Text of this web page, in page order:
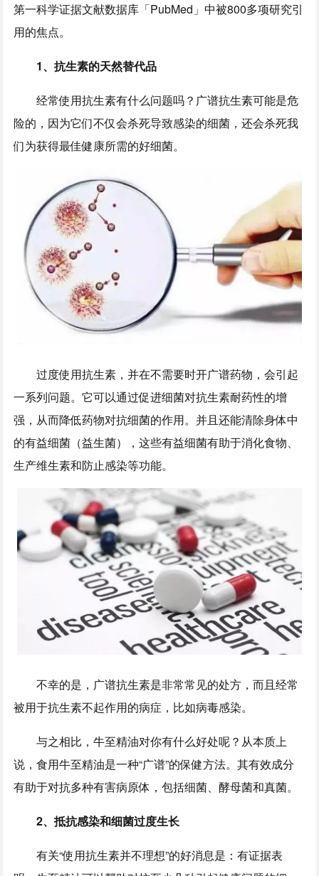
第一科学证据文献数据库「PubMed」中被800多项研究引
用的焦点。
1、抗生素的天然替代品
经常使用抗生素有什么问题吗？广谱抗生素可能是危
险的，因为它们不仅会杀死导致感染的细菌，还会杀死我
们为获得最佳健康所需的好细菌。
过度使用抗生素，并在不需要时开广谱药物，会引起
一系列问题。它可以通过促进细菌对抗生素耐药性的增
强，从而降低药物对抗细菌的作用。并且还能清除身体中
的有益细菌（益生菌），这些有益细菌有助于消化食物、
生产维生素和防止感染等功能。
不幸的是，广谱抗生素是非常常见的处方，而且经常
被用于抗生素不起作用的病症，比如病毒感染。
与之相比，牛至精油对你有什么好处呢？从本质上
说，食用牛至精油是一种“广谱”的保健方法。其有效成分
有助于对抗多种有害病原体，包括细菌、酵母菌和真菌。
2、抵抗感染和细菌过度生长
有关“使用抗生素并不理想”的好消息是：有证据表